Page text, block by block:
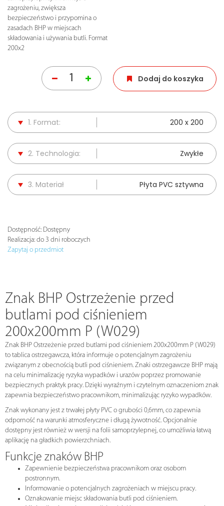
zagrożeniu, zwiększa
bezpieczeństwo i przypomina o
zasadach BHP w miejscach
składowania i używania butli. Format
200x2
Dodaj do koszyka
1. Format: 200 x 200
2. Technologia: Zwykłe
3. Materiał Płyta PVC sztywna
Dostępność: Dostępny
Realizacja: do 3 dni roboczych
Zapytaj o przedmiot
Znak BHP Ostrzeżenie przed
butlami pod ciśnieniem
200x200mm P (W029)
Znak BHP Ostrzeżenie przed butlami pod ciśnieniem 200x200mm P (W029)
to tablica ostrzegawcza, która informuje o potencjalnym zagrożeniu
związanym z obecnością butli pod ciśnieniem. Znaki ostrzegawcze BHP mają
na celu minimalizację ryzyka wypadków i urazów poprzez promowanie
bezpiecznych praktyk pracy. Dzięki wyraźnym i czytelnym oznaczeniom znak
zapewnia bezpieczeństwo pracownikom, minimalizując ryzyko wypadków.
Znak wykonany jest z trwałej płyty PVC o grubości 0,6mm, co zapewnia
odporność na warunki atmosferyczne i długą żywotność. Opcjonalnie
dostępny jest również w wersji na folii samoprzylepnej, co umożliwia łatwą
aplikację na gładkich powierzchniach.
Funkcje znaków BHP
Zapewnienie bezpieczeństwa pracownikom oraz osobom
postronnym.
Informowanie o potencjalnych zagrożeniach w miejscu pracy.
Oznakowanie miejsc składowania butli pod ciśnieniem.